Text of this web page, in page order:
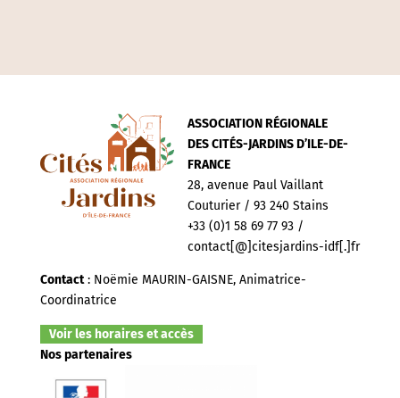
ASSOCIATION RÉGIONALE
DES CITÉS-JARDINS D’ILE-DE-
FRANCE
28, avenue Paul Vaillant
Couturier / 93 240 Stains
+33 (0)1 58 69 77 93 /
contact[@]citesjardins-idf[.]fr
Contact: Noëmie MAURIN-GAISNE, Animatrice-
Coordinatrice
Voir les horaires et accès
Nos partenaires